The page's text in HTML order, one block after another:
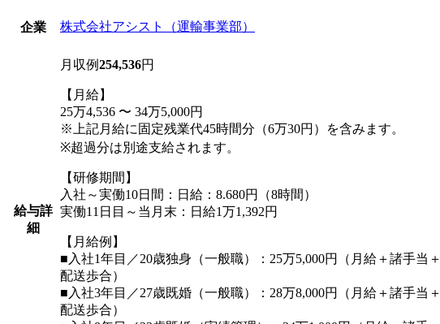
企業 株式会社アシスト（運輸事業部）
給与詳
細
月収例254,536円
【月給】
25万4,536 〜 34万5,000円
※上記月給に固定残業代45時間分（6万30円）を含みます。
※超過分は別途支給されます。
【研修期間】
入社～実働10日間：日給：8.680円（8時間）
実働11日目～当月末：日給1万1,392円
【月給例】
■入社1年目／20歳独身（一般職）：25万5,000円（月給＋諸手当＋
配送歩合）
■入社3年目／27歳既婚（一般職）：28万8,000円（月給＋諸手当＋
配送歩合）